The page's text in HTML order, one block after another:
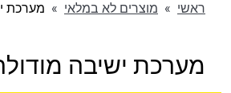
ראשי » מוצרים לא במלאי » מערכת
מערכת ישיבה